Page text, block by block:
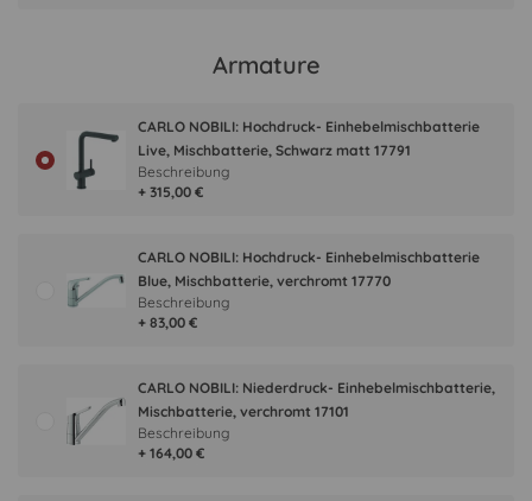
Armature
CARLO NOBILI: Hochdruck- Einhebelmischbatterie
Live, Mischbatterie, Schwarz matt 17791
+ 315,00 €
Beschreibung
CARLO NOBILI: Hochdruck- Einhebelmischbatterie
Blue, Mischbatterie, verchromt 17770
+ 83,00 €
Beschreibung
CARLO NOBILI: Niederdruck- Einhebelmischbatterie,
Mischbatterie, verchromt 17101
+ 164,00 €
Beschreibung